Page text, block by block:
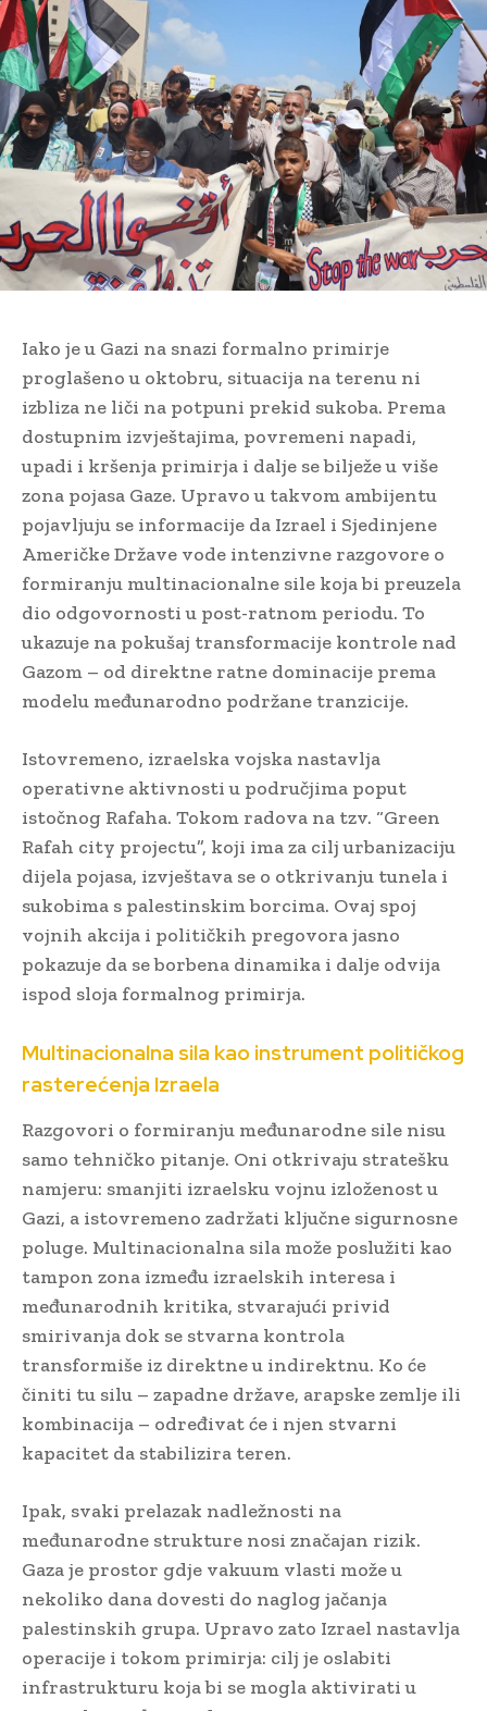
Iako je u Gazi na snazi formalno primirje
proglašeno u oktobru, situacija na terenu ni
izbliza ne liči na potpuni prekid sukoba. Prema
dostupnim izvještajima, povremeni napadi,
upadi i kršenja primirja i dalje se bilježe u više
zona pojasa Gaze. Upravo u takvom ambijentu
pojavljuju se informacije da Izrael i Sjedinjene
Američke Države vode intenzivne razgovore o
formiranju multinacionalne sile koja bi preuzela
dio odgovornosti u post-ratnom periodu. To
ukazuje na pokušaj transformacije kontrole nad
Gazom – od direktne ratne dominacije prema
modelu međunarodno podržane tranzicije.
Istovremeno, izraelska vojska nastavlja
operativne aktivnosti u područjima poput
istočnog Rafaha. Tokom radova na tzv. “Green
Rafah city projectu”, koji ima za cilj urbanizaciju
dijela pojasa, izvještava se o otkrivanju tunela i
sukobima s palestinskim borcima. Ovaj spoj
vojnih akcija i političkih pregovora jasno
pokazuje da se borbena dinamika i dalje odvija
ispod sloja formalnog primirja.
Multinacionalna sila kao instrument političkog
rasterećenja Izraela
Razgovori o formiranju međunarodne sile nisu
samo tehničko pitanje. Oni otkrivaju stratešku
namjeru: smanjiti izraelsku vojnu izloženost u
Gazi, a istovremeno zadržati ključne sigurnosne
poluge. Multinacionalna sila može poslužiti kao
tampon zona između izraelskih interesa i
međunarodnih kritika, stvarajući privid
smirivanja dok se stvarna kontrola
transformiše iz direktne u indirektnu. Ko će
činiti tu silu – zapadne države, arapske zemlje ili
kombinacija – određivat će i njen stvarni
kapacitet da stabilizira teren.
Ipak, svaki prelazak nadležnosti na
međunarodne strukture nosi značajan rizik.
Gaza je prostor gdje vakuum vlasti može u
nekoliko dana dovesti do naglog jačanja
palestinskih grupa. Upravo zato Izrael nastavlja
operacije i tokom primirja: cilj je oslabiti
infrastrukturu koja bi se mogla aktivirati u